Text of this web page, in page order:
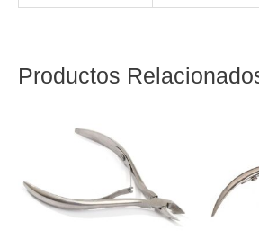
Productos